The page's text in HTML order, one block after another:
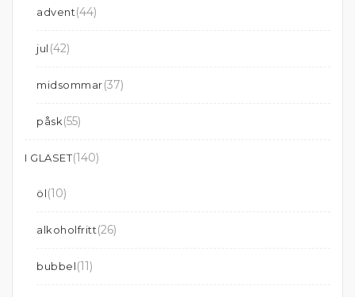
advent(44)
jul (42)
midsommar(37)
påsk(55)
I GLASET(140)
öl(10)
alkoholfritt(26)
bubbel(11)